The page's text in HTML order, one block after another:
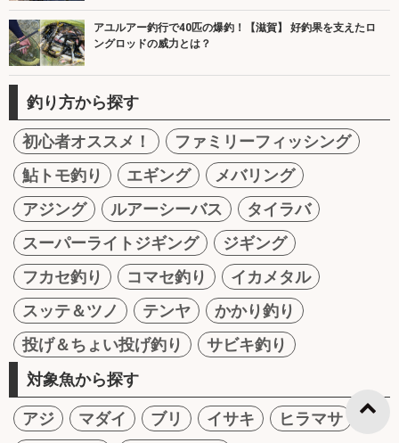
アユルアー釣行で40匹の爆釣！【滋賀】 好釣果を支えたロ
ングロッドの威力とは？
釣り方から探す
初心者オススメ！
ファミリーフィッシング
鮎トモ釣り
エギング
メバリング
アジング
ルアーシーバス
タイラバ
スーパーライトジギング
ジギング
フカセ釣り
コマセ釣り
イカメタル
スッテ＆ツノ
テンヤ
かかり釣り
投げ＆ちょい投げ釣り
サビキ釣り
対象魚から探す
アジ マダイ ブリ イサキ ヒラマサ